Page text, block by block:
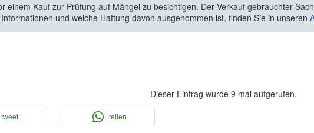
einem Kauf zur Prüfung auf Mängel zu besichtigen. Der Verkauf gebrauchter
und welche Haftung davon ausgenommen ist, finden Sie in unseren
Dieser Eintrag wurde 9 mal aufgerufen.
tweet teilen